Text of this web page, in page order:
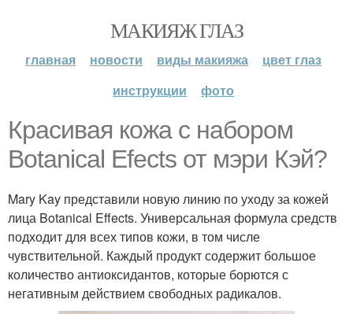
МАКИЯЖ ГЛАЗ
главная новости виды макияжа
цвет глаз
инструкции
фото
Красивая кожа с набором
Botanical Efects от мэри Кэй?
Mary Kay представили новую линию по уходу за кожей
лица Botanical Effects. Универсальная формула средств
подходит для всех типов кожи, в том числе
чувствительной. Каждый продукт содержит большое
количество антиоксидантов, которые борются с
негативным действием свободных радикалов.